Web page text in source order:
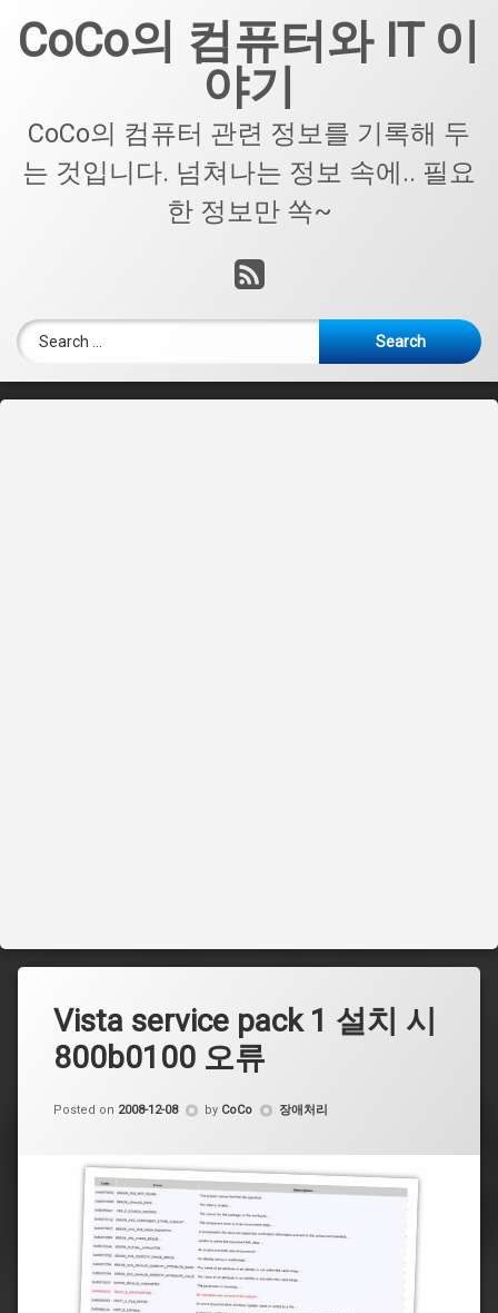
CoCo의 컴퓨터와 IT 이
야기
CoCo의 컴퓨터 관련 정보를 기록해 두
는 것입니다. 넘쳐나는 정보 속에.. 필요
한 정보만 쏙~
RSS
Search for:
Vista service pack 1 설치 시
800b0100 오류
Posted on 2008-12-08 by CoCo Categories:
장애처리